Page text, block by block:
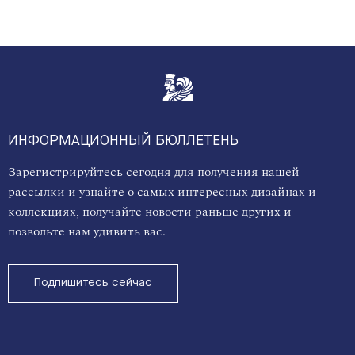
ИНФОРМАЦИОННЫЙ БЮЛЛЕТЕНЬ
Зарегистрируйтесь сегодня для получения нашей
рассылки и узнайте о самых интересных дизайнах и
коллекциях, получайте новости раньше других и
позвольте нам удивить вас.
Подпишитесь сейчас